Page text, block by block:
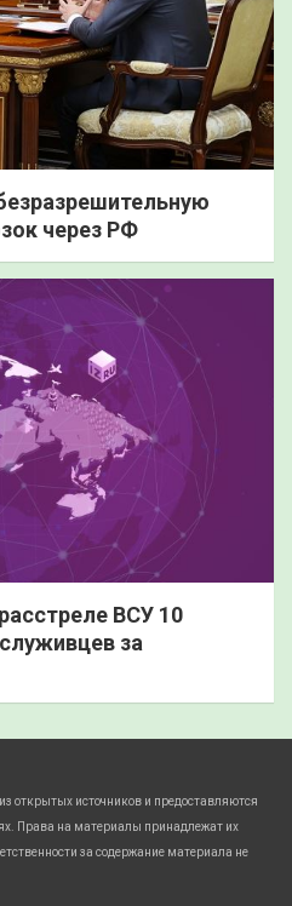
через РФ
ВСУ 10
за
открытых источников и предоставляются
Права на материалы принадлежат их
за содержание материала не